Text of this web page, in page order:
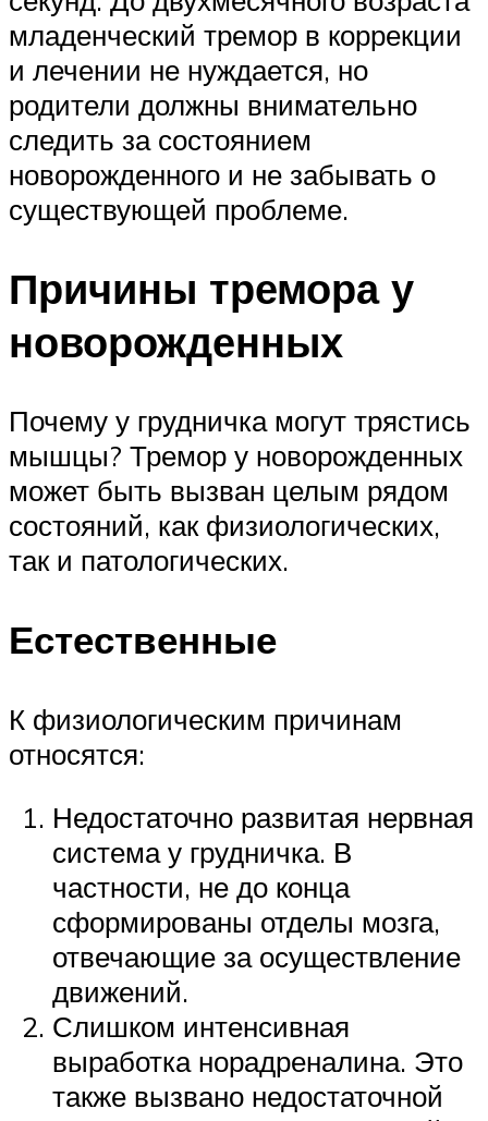
младенческий тремор в коррекции
и лечении не нуждается, но
родители должны внимательно
следить за состоянием
новорожденного и не забывать о
существующей проблеме.
Причины тремора у
новорожденных
Почему у грудничка могут трястись
мышцы? Тремор у новорожденных
может быть вызван целым рядом
состояний, как физиологических,
так и патологических.
Естественные
К физиологическим причинам
относятся:
Недостаточно развитая нервная
система у грудничка. В
частности, не до конца
сформированы отделы мозга,
отвечающие за осуществление
движений.
Слишком интенсивная
выработка норадреналина. Это
также вызвано недостаточной